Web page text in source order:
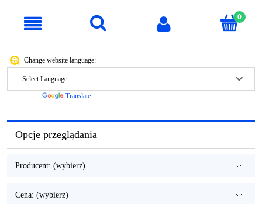
Change website language:
Translate
Opcje przeglądania
Producent: (wybierz)
Cena: (wybierz)